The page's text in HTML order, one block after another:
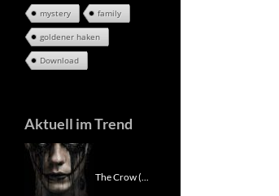
mystery family
goldener haken
Download
Aktuell im Trend
The Crow (...